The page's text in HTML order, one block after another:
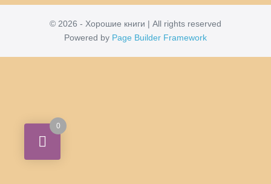
© 2026 - Хорошие книги | All rights reserved
Powered by Page Builder Framework
0